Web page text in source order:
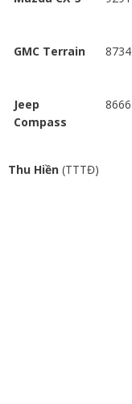
GMC Terrain 8734
Jeep
Compass
8666
Thu Hiền (TTTĐ)